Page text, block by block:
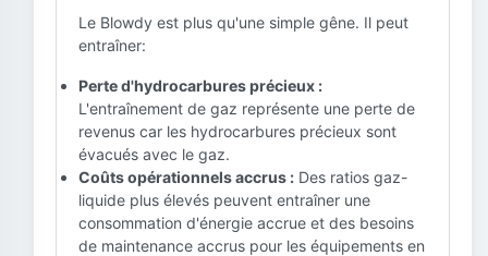
Le Blowdy est plus qu'une simple gêne. Il peut
entraîner:
Perte d'hydrocarbures précieux :
L'entraînement de gaz représente une perte de
revenus car les hydrocarbures précieux sont
évacués avec le gaz.
Coûts opérationnels accrus : Des ratios gaz-
liquide plus élevés peuvent entraîner une
consommation d'énergie accrue et des besoins
de maintenance accrus pour les équipements en